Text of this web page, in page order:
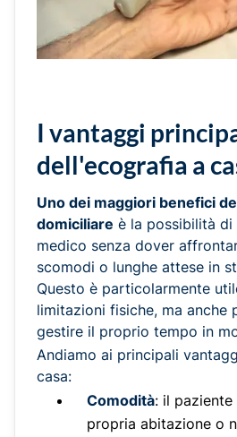
I vantaggi
dell'ecografia a
Uno dei maggiori benefici
domiciliare è la possibilità di
medico senza dover
scomodi o lunghe attese in
Questo è particolarmente
limitazioni fisiche, ma anche
gestire il proprio tempo in
Andiamo ai principali
casa:
Comodità: il
propria abitazione o